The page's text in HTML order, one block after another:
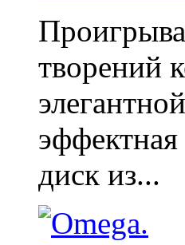
творений
диск из...